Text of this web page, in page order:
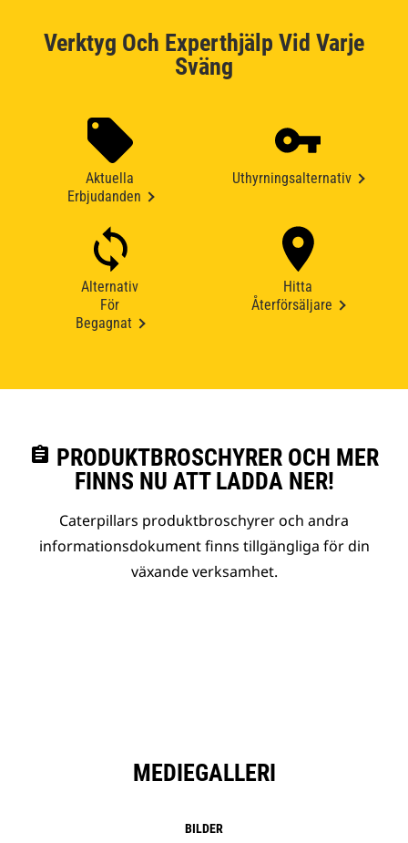
Verktyg Och Experthjälp Vid Varje
Sväng
Aktuella
Erbjudanden
Uthyrningsalternativ
Alternativ
För
Begagnat
Hitta
Återförsäljare
assignment PRODUKTBROSCHYRER OCH MER
FINNS NU ATT LADDA NER!
Caterpillars produktbroschyrer och andra
informationsdokument finns tillgängliga för din
växande verksamhet.
MEDIEGALLERI
BILDER